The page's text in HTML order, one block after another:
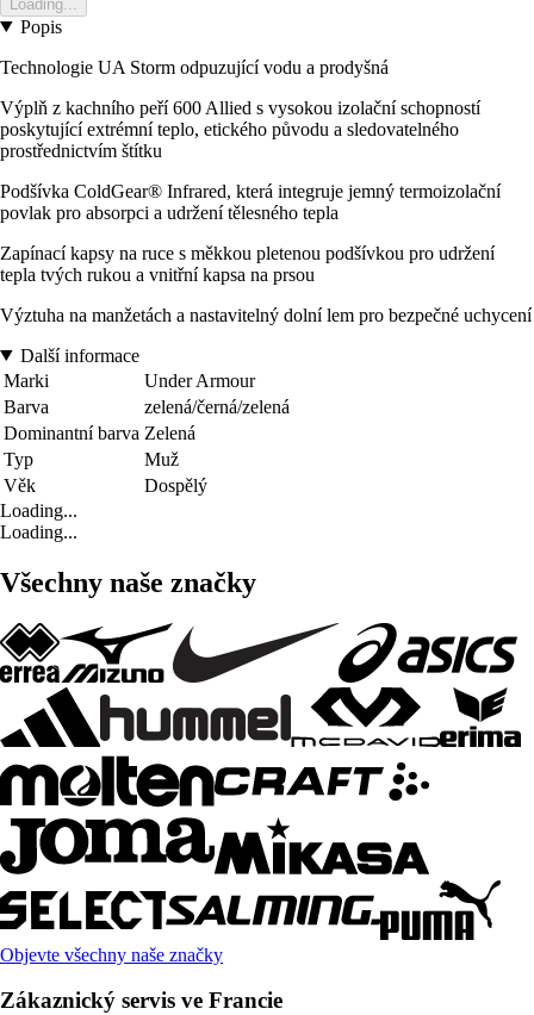
Loading...
Popis
Technologie UA Storm odpuzující vodu a prodyšná
Výplň z kachního peří 600 Allied s vysokou izolační schopností
poskytující extrémní teplo, etického původu a sledovatelného
prostřednictvím štítku
Podšívka ColdGear® Infrared, která integruje jemný termoizolační
povlak pro absorpci a udržení tělesného tepla
Zapínací kapsy na ruce s měkkou pletenou podšívkou pro udržení
tepla tvých rukou a vnitřní kapsa na prsou
Výztuha na manžetách a nastavitelný dolní lem pro bezpečné uchycení
Další informace
Marki
Under Armour
Barva
zelená/černá/zelená
Dominantní barva Zelená
Typ
Muž
Věk
Dospělý
Loading...
Loading...
Všechny naše značky
Objevte všechny naše značky
Zákaznický servis ve Francie